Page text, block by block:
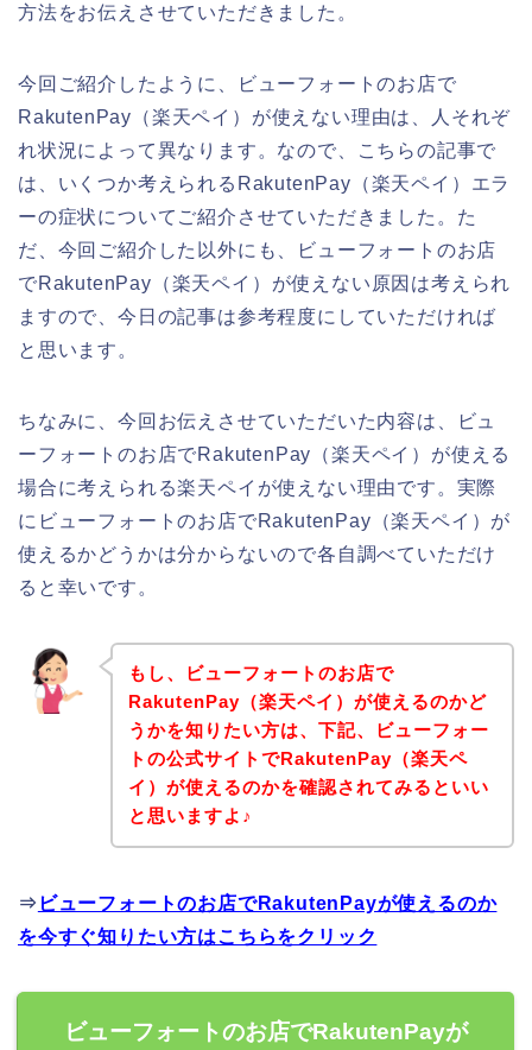
方法をお伝えさせていただきました。
今回ご紹介したように、ビューフォートのお店で
RakutenPay（楽天ペイ）が使えない理由は、人それぞ
れ状況によって異なります。なので、こちらの記事で
は、いくつか考えられるRakutenPay（楽天ペイ）エラ
ーの症状についてご紹介させていただきました。た
だ、今回ご紹介した以外にも、ビューフォートのお店
でRakutenPay（楽天ペイ）が使えない原因は考えられ
ますので、今日の記事は参考程度にしていただければ
と思います。
ちなみに、今回お伝えさせていただいた内容は、ビュ
ーフォートのお店でRakutenPay（楽天ペイ）が使える
場合に考えられる楽天ペイが使えない理由です。実際
にビューフォートのお店でRakutenPay（楽天ペイ）が
使えるかどうかは分からないので各自調べていただけ
ると幸いです。
もし、ビューフォートのお店で
RakutenPay（楽天ペイ）が使えるのかど
うかを知りたい方は、下記、ビューフォー
トの公式サイトでRakutenPay（楽天ペ
イ）が使えるのかを確認されてみるといい
と思いますよ♪
⇒ ビューフォートのお店でRakutenPayが使えるのか
を今すぐ知りたい方はこちらをクリック
ビューフォートのお店でRakutenPayが